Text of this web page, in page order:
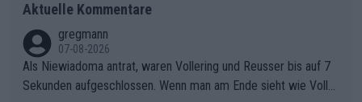
Aktuelle Kommentare
gregmann
07-08-2026
Als Niewiadoma antrat, waren Vollering und Reusser bis auf 7
Sekunden aufgeschlossen. Wenn man am Ende sieht wie Voller